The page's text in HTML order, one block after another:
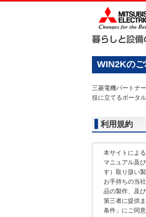
WIN2Kの
三菱電機パートナ
役に立てるポータ
利用規約
本サイトによ
マニュアル及
す）取り扱い
お手持ちの当
品の製作、及
第三者に提供
条件」にご同